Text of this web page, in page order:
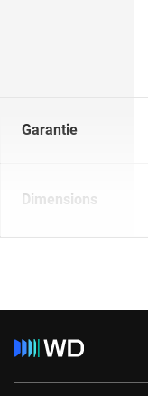
Garantie
Dimensions